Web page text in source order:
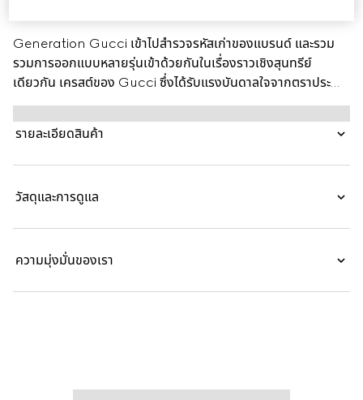
Generation Gucci เข้าไปสำรวจรหัสเก่าของแบรนด์ และรวม
รวมการออกแบบหลายรุ่นเข้าด้วยกันในเรื่องราวเชิงสุนทรีย์
เดียวกัน เครสต์ของ Gucci ซึ่งได้รับแรงบันดาลใจจากตราประจำ
ตระกูล ได้ถูกนำมาใช้ในคอลเล็กชั่นซิลเวอร์จิวเวลรี่
รายละเอียดสินค้า
วัสดุและการดูแล
ความมุ่งมั่นของเรา